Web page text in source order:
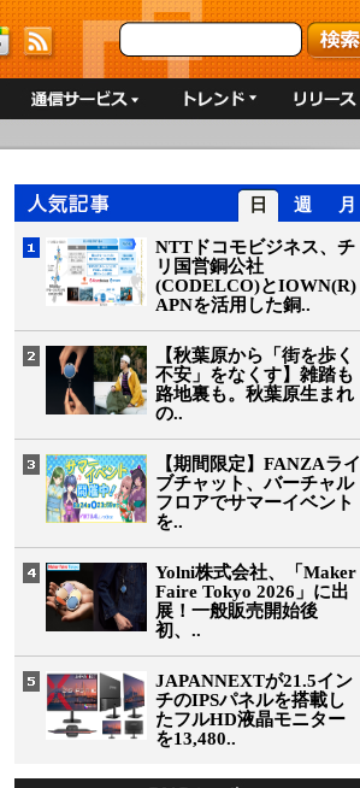
日 週 月
NTTドコモビジネス、チ
リ国営銅公社
(CODELCO)とIOWN(R)
APNを活用した銅..
【秋葉原から「街を歩く
不安」をなくす】雑踏も
路地裏も。秋葉原生まれ
の..
【期間限定】FANZAライ
ブチャット、バーチャル
フロアでサマーイベント
を..
Yolni株式会社、「Maker
Faire Tokyo 2026」に出
展！一般販売開始後
初、..
JAPANNEXTが21.5イン
チのIPSパネルを搭載し
たフルHD液晶モニター
を13,480..